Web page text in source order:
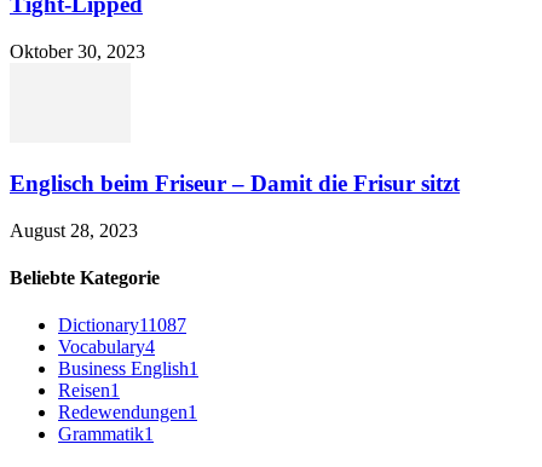
Oktober 30, 2023
Englisch beim Friseur – Damit die Frisur sitzt
August 28, 2023
Beliebte Kategorie
Dictionary11087
Vocabulary4
Business English1
Reisen1
Redewendungen1
Grammatik1